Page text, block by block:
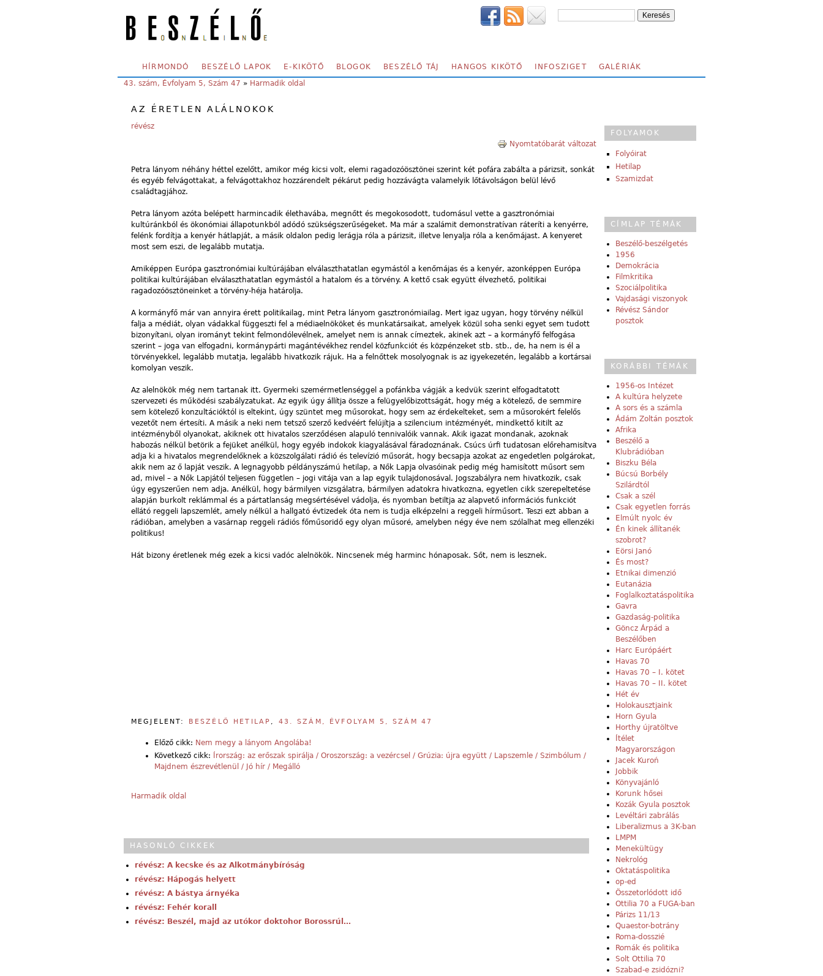
SECONDARY MENU
HÍRMONDÓ BESZÉLŐ LAPOK E-KIKÖTŐ BLOGOK BESZÉLŐ TÁJ HANGOS KIKÖTŐ INFOSZIGET GALÉRIÁK
YOU ARE HERE:
43. szám, Évfolyam 5, Szám 47 » Harmadik oldal
AZ ÉRETLEN ALÁLNOKOK
révész
Nyomtatóbarát változat
Petra lányom néhány héttel ezelőtt, amikor még kicsi volt, elemi ragadozóösztönei szerint két pofára zabálta a párizsit, sonkát
és egyéb felvágottakat, a felvágottakhoz hozzárendelt pékárut pedig hozzávágta valamelyik lőtávolságon belül lévő
családtagjához.
Petra lányom azóta belépett harmincadik élethavába, megnőtt és megokosodott, tudomásul vette a gasztronómiai
kultúránkból és ökonómiai állapotunkból adódó szükségszerűségeket. Ma már a szalámit demonstratívan ráteríti a kenyérre,
felénk fordítja a kenyér hátlapját, a másik oldalon pedig lerágja róla a párizsit, illetve lenyalja róla a kenőmájast. A kenyeret
most sem eszi, de legalább mutatja.
Amiképpen Európa gasztronómiai kultúrájában elválaszthatatlan egymástól a kenőmájas és a kenyér, azonképpen Európa
politikai kultúrájában elválaszthatatlan egymástól a hatalom és a törvény. A kettő csak együtt élvezhető, politikai
ragadozóösztöneinket a törvény-héja határolja.
A kormányfő már van annyira érett politikailag, mint Petra lányom gasztronómiailag. Mert igaz ugyan, hogy törvény nélkül
falja a médiát, olyan vádakkal függeszti fel a médiaelnököket és munkatársaikat, amelyek közül soha senki egyet sem tudott
bizonyítani, olyan irományt tekint felmondólevélnek, amelyet nem is annak címeztek, akinek azt – a kormányfő felfogása
szerint – joga van elfogadni, kormánypárti magántévékhez rendel közfunkciót és közpénzeket stb. stb., de, ha nem is él a
törvényekkel, legalább mutatja, legalább hivatkozik rájuk. Ha a felnőttek mosolyognak is az igyekezetén, legalább a kortársai
komolyan veszik.
Az alelnökök még nem tartanak itt. Gyermeki szemérmetlenséggel a pofánkba vágják a kedvük szerint elfogadtatott
szervezeti és működési szabályzatukat. Az egyik úgy állítja össze a felügyelőbizottságát, hogy még a kötelező, de semmire
sem kötelező konzultációktól is eltekint, úgy szüntet meg műsorokat, hogy sem az érdekelteket, sem a műsorokért felelős
vezetőt nem értesíti. A másik a neki nem tetsző szerző kedvéért felújítja a szilencium intézményét, mindkettő kitilt az
intézményből olyanokat, akiknek ott hivatalos szerződésen alapuló tennivalóik vannak. Akik igazat mondanak, azoknak
habozás nélkül betörik a fejüket anélkül, hogy egyéb indokok kiagyalásával fáradoznának. Csúcs úrfi tudatosan előrehamisítva
adja ki a hivatalos megrendelőknek a közszolgálati rádió és televízió műsorát, hogy becsapja azokat az engedetlen polgárokat,
akik nem az ő lapját veszik. A legnagyobb példányszámú hetilap, a Nők Lapja olvasóinak pedig még hamisított műsort sem
ad, mivel – a Nők Lapjától teljesen független – jogi vitája van a lap egyik tulajdonosával. Jogszabályra nem hivatkozik, csak
úgy egyszerűen nem adja. Anélkül, hogy bármilyen vizsgálatra, bármilyen adatokra hivatkozna, egyetlen cikk szerepeltetése
alapján burkolt reklámmal és a pártatlanság megsértésével vádolja, és nyomban betiltja az alapvető információs funkciót
ellátó reggeli lapszemlét, amely nélkül a hallgató évtizedek óta nem is tudja elképzelni a reggeli hírműsort. Teszi ezt abban a
rádióban, amelyben a vasárnap reggeli rádiós főműsoridő egy olyan műsoré, amelyben négy éve nem szólalhat meg ellenzéki
politikus!
Hát bizony éretlenek még ezek a kicsi vadóc alelnökök. Nincsenek még harminc hónaposak. Sőt, nem is lesznek.
MEGJELENT: BESZÉLŐ HETILAP 43. SZÁM, ÉVFOLYAM 5, SZÁM 47
Előző cikk: Nem megy a lányom Angolába!
Következő cikk: Írország: az erőszak spirálja / Oroszország: a vezércsel / Grúzia: újra együtt / Lapszemle / Szimbólum /
Majdnem észrevétlenül / Jó hír / Megálló
Harmadik oldal
HASONLÓ CIKKEK
révész: A kecske és az Alkotmánybíróság
révész: Hápogás helyett
révész: A bástya árnyéka
révész: Fehér korall
révész: Beszél, majd az utókor doktohor Borossrúl…
FOLYAMOK
Folyóirat
Hetilap
Szamizdat
CÍMLAP TÉMÁK
Beszélő-beszélgetés
1956
Demokrácia
Filmkritika
Szociálpolitika
Vajdasági viszonyok
Révész Sándor
posztok
KORÁBBI TÉMÁK
1956-os Intézet
A kultúra helyzete
A sors és a számla
Ádám Zoltán posztok
Afrika
Beszélő a
Klubrádióban
Biszku Béla
Búcsú Borbély
Szilárdtól
Csak a szél
Csak egyetlen forrás
Elmúlt nyolc év
Én kinek állítanék
szobrot?
Eörsi Janó
És most?
Etnikai dimenzió
Eutanázia
Foglalkoztatáspolitika
Gavra
Gazdaság-politika
Göncz Árpád a
Beszélőben
Harc Európáért
Havas 70
Havas 70 – I. kötet
Havas 70 – II. kötet
Hét év
Holokausztjaink
Horn Gyula
Horthy újratöltve
Ítélet
Magyarországon
Jacek Kuroń
Jobbik
Könyvajánló
Korunk hősei
Kozák Gyula posztok
Levéltári zabrálás
Liberalizmus a 3K-ban
LMPM
Menekültügy
Nekrológ
Oktatáspolitika
op-ed
Összetorlódott idő
Ottilia 70 a FUGA-ban
Párizs 11/13
Quaestor-botrány
Roma-dosszié
Romák és politika
Solt Ottilia 70
Szabad-e zsidózni?